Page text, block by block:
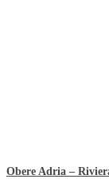
Obere Adria –